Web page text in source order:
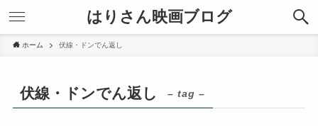
はりさん映画ブログ
ホーム 伏線・ドンでん返し
伏線・ドンでん返し – tag –